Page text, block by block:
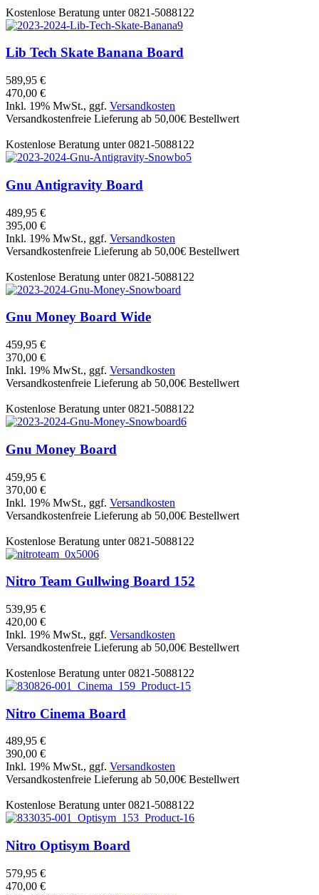
Kostenlose Beratung unter 0821-5088122
Lib Tech Skate Banana Board
589,95 €
470,00 €
Inkl. 19% MwSt., ggf. Versandkosten
Versandkostenfreie Lieferung ab 50,00€ Bestellwert
Kostenlose Beratung unter 0821-5088122
Gnu Antigravity Board
489,95 €
395,00 €
Inkl. 19% MwSt., ggf. Versandkosten
Versandkostenfreie Lieferung ab 50,00€ Bestellwert
Kostenlose Beratung unter 0821-5088122
Gnu Money Board Wide
459,95 €
370,00 €
Inkl. 19% MwSt., ggf. Versandkosten
Versandkostenfreie Lieferung ab 50,00€ Bestellwert
Kostenlose Beratung unter 0821-5088122
Gnu Money Board
459,95 €
370,00 €
Inkl. 19% MwSt., ggf. Versandkosten
Versandkostenfreie Lieferung ab 50,00€ Bestellwert
Kostenlose Beratung unter 0821-5088122
Nitro Team Gullwing Board 152
539,95 €
420,00 €
Inkl. 19% MwSt., ggf. Versandkosten
Versandkostenfreie Lieferung ab 50,00€ Bestellwert
Kostenlose Beratung unter 0821-5088122
Nitro Cinema Board
489,95 €
390,00 €
Inkl. 19% MwSt., ggf. Versandkosten
Versandkostenfreie Lieferung ab 50,00€ Bestellwert
Kostenlose Beratung unter 0821-5088122
Nitro Optisym Board
579,95 €
470,00 €